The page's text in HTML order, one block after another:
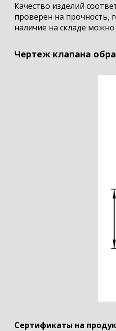
Качество изделий
проверен на прочность,
наличие на складе
Чертеж клапана
Сертификаты на